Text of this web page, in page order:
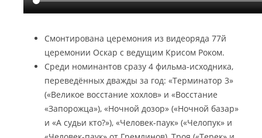
Смонтирована церемония из видеоряда 77й
церемонии Оскар с ведущим Крисом Роком.
Среди номинантов сразу 4 фильма-исходника,
переведённых дважды за год: «Терминатор 3»
(«Великое восстание хохлов» и «Восстание
«Запорожца»), «Ночной дозор» («Ночной базар»
и «А судьи кто?»), «Человек-паук» («Челопук» и